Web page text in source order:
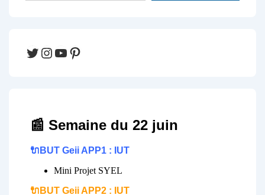
Twitter
Instagram
YouTube
Pinterest